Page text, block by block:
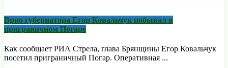
Врио губернатора Егор Ковальчук побывал в
приграничном Погаре
Как сообщает РИА Стрела, глава Брянщины Егор Ковальчук
посетил приграничный Погар. Оперативная ...